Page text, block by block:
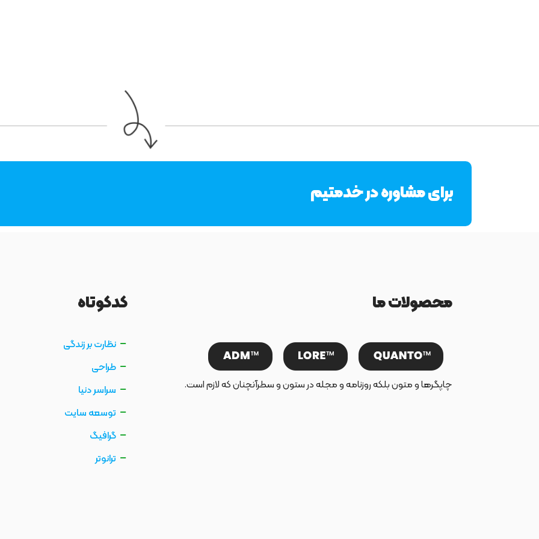
برای مشاوره در خدمتیم
محصولات ما
چاپگرها و متون بلکه روزنامه و مجله در ستون و سطرآنچنان که لازم است.
کدکوتاه
نظارت بر زندگی
طراحی
سراسر دنیا
توسعه سایت
گرافیگ
ترانوتر